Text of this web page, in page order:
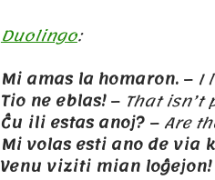
Duolingo:
Mi amas la homaron.– I
Tio ne eblas!– That isn’t
Ĉu ili estas anoj?–Are
Mi volas esti ano de via
Venu viziti mian loĝejon!